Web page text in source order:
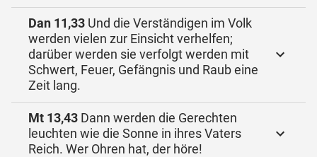
Dan 11,33 Und die Verständigen im Volk
werden vielen zur Einsicht verhelfen;
darüber werden sie verfolgt werden mit
Schwert, Feuer, Gefängnis und Raub eine
Zeit lang.
Mt 13,43 Dann werden die Gerechten
leuchten wie die Sonne in ihres Vaters
Reich. Wer Ohren hat, der höre!